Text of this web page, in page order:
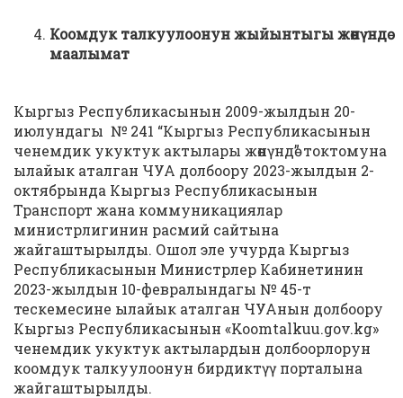
Коомдук талкуулоонун жыйынтыгы жөнүндө
маалымат
Кыргыз Республикасынын 2009-жылдын 20-
июлундагы № 241 “Кыргыз Республикасынын
ченемдик укуктук актылары жөнүндө” токтомуна
ылайык аталган ЧУА долбоору 2023-жылдын 2-
октябрында Кыргыз Республикасынын
Транспорт жана коммуникациялар
министрлигинин расмий сайтына
жайгаштырылды. Ошол эле учурда Кыргыз
Республикасынын Министрлер Кабинетинин
2023-жылдын 10-февралындагы № 45-т
тескемесине ылайык аталган ЧУАнын долбоору
Кыргыз Республикасынын «Koomtalkuu.gov.kg»
ченемдик укуктук актылардын долбоорлорун
коомдук талкуулоонун бирдиктүү порталына
жайгаштырылды.